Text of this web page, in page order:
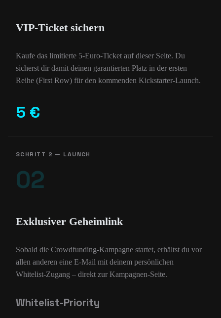
VIP-Ticket sichern
Kaufe das limitierte 5-Euro-Ticket auf dieser Seite. Du
sicherst dir damit deinen garantierten Platz in der ersten
Reihe (First Row) für den kommenden Kickstarter-Launch.
5 €
SCHRITT 2 — LAUNCH
02
Exklusiver Geheimlink
Sobald die Crowdfunding-Kampagne startet, erhältst du vor
allen anderen eine E-Mail mit deinem persönlichen
Whitelist-Zugang – direkt zur Kampagnen-Seite.
Whitelist-Priority